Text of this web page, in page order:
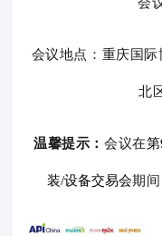
会议地点：重庆国际
北
温馨提示：会议在第
装/设备交易会期